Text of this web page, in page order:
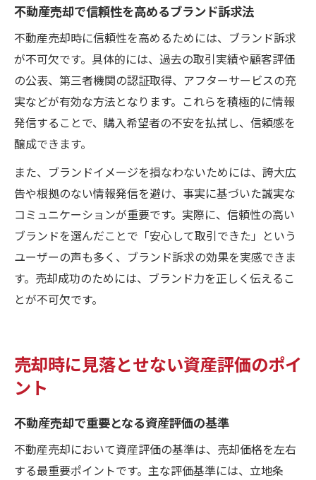
不動産売却で信頼性を高めるブランド訴求法
不動産売却時に信頼性を高めるためには、ブランド訴求
が不可欠です。具体的には、過去の取引実績や顧客評価
の公表、第三者機関の認証取得、アフターサービスの充
実などが有効な方法となります。これらを積極的に情報
発信することで、購入希望者の不安を払拭し、信頼感を
醸成できます。
また、ブランドイメージを損なわないためには、誇大広
告や根拠のない情報発信を避け、事実に基づいた誠実な
コミュニケーションが重要です。実際に、信頼性の高い
ブランドを選んだことで「安心して取引できた」という
ユーザーの声も多く、ブランド訴求の効果を実感できま
す。売却成功のためには、ブランド力を正しく伝えるこ
とが不可欠です。
売却時に見落とせない資産評価のポイ
ント
不動産売却で重要となる資産評価の基準
不動産売却において資産評価の基準は、売却価格を左右
する最重要ポイントです。主な評価基準には、立地条